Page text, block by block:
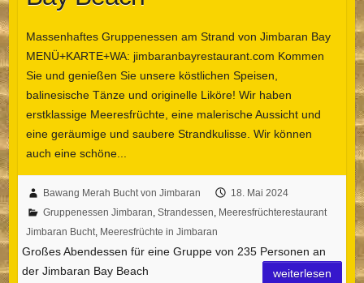
Massenhaftes Gruppenessen am Strand von Jimbaran Bay
MENÜ+KARTE+WA: jimbaranbayrestaurant.com Kommen
Sie und genießen Sie unsere köstlichen Speisen,
balinesische Tänze und originelle Liköre! Wir haben
erstklassige Meeresfrüchte, eine malerische Aussicht und
eine geräumige und saubere Strandkulisse. Wir können
auch eine schöne...
Bawang Merah Bucht von Jimbaran
18. Mai 2024
Gruppenessen Jimbaran, Strandessen, Meeresfrüchterestaurant
Jimbaran Bucht, Meeresfrüchte in Jimbaran
Großes Abendessen für eine Gruppe von 235 Personen an
der Jimbaran Bay Beach
weiterlesen